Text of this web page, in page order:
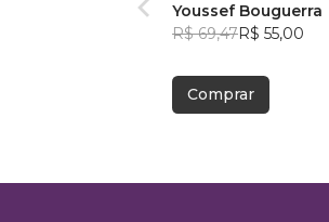
Youssef Bouguerra
R$ 69,47R$ 55,00
Comprar